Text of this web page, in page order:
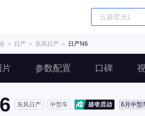
＞ 日产 ＞ 东风日产 ＞ 日产N6
片 参数配置 口碑
东风日产 中型车 6月中型